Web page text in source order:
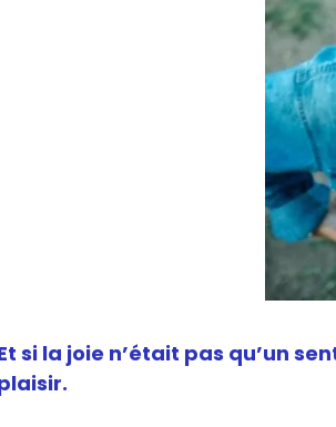
si la joie n’était pas qu’un